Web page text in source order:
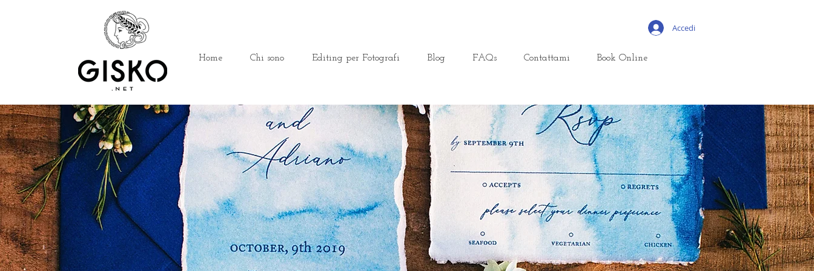
Accedi
Home Chi sono Editing per Fotografi Blog FAQs Contattami Book Online